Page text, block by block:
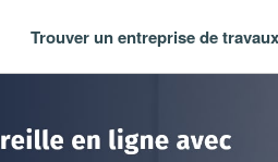
Trouver un entreprise de